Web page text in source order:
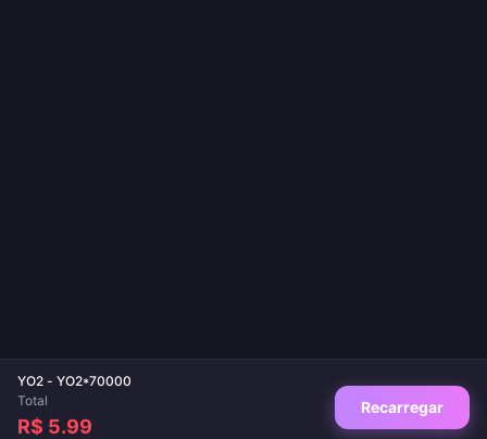
YO2 - YO2*70000
Total
R$ 5.99
Recarregar